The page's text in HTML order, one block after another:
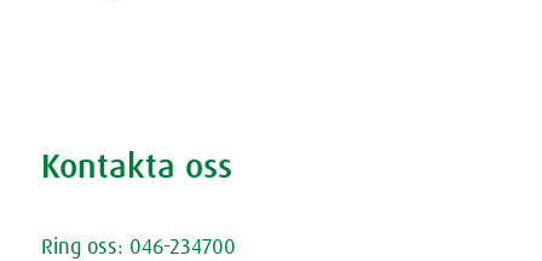
Kontakta oss
Ring oss: 046-234700